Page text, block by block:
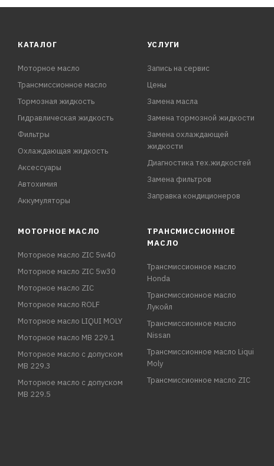
КАТАЛОГ
Моторное масло
Трансмиссионное масло
Тормозная жидкость
Гидравлическая жидкость
Фильтры
Охлаждающая жидкость
Аксессуары
Автохимия
Аккумуляторы
УСЛУГИ
Запись на сервис
Цены
Замена масла
Замена тормозной жидкости
Замена охлаждающей
жидкости
Диагностика тех.жидкостей
Замена фильтров
Заправка кондиционеров
МОТОРНОЕ МАСЛО
Моторное масло ZIC 5w40
Моторное масло ZIC 5w30
Моторное масло ZIC
Моторное масло ROLF
Моторное масло LIQUI MOLY
Моторное масло MB 229.1
Моторное масло с допуском
MB 229.3
Моторное масло с допуском
MB 229.5
ТРАНСМИССИОННОЕ
МАСЛО
Трансмиссионное масло
Honda
Трансмиссионное масло
Лукойл
Трансмиссионное масло
Nissan
Трансмиссионное масло Liqui
Moly
Трансмиссионное масло ZIC